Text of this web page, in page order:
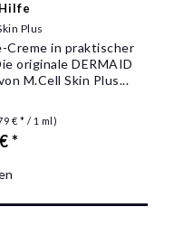
Plus
Creme in praktischer
originale DERMAID
M.Cell Skin Plus...
€ * / 1 ml)
*